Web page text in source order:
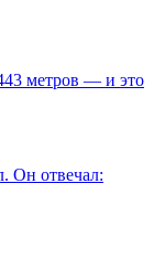
метров — и это
Он отвечал: